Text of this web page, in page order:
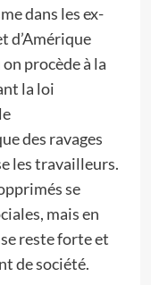
dans les ex-
d’Amérique
procède à la
la loi
des ravages
les travailleurs.
se
mais en
reste forte et
de société.